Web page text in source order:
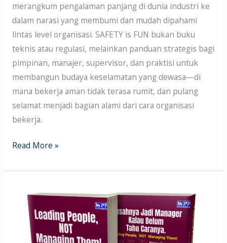
merangkum pengalaman panjang di dunia industri ke
dalam narasi yang membumi dan mudah dipahami
lintas level organisasi. SAFETY is FUN bukan buku
teknis atau regulasi, melainkan panduan strategis bagi
pimpinan, manajer, supervisor, dan praktisi untuk
membangun budaya keselamatan yang dewasa—di
mana bekerja aman tidak terasa rumit, dan pulang
selamat menjadi bagian alami dari cara organisasi
bekerja.
Read More »
Gratis:
Buku